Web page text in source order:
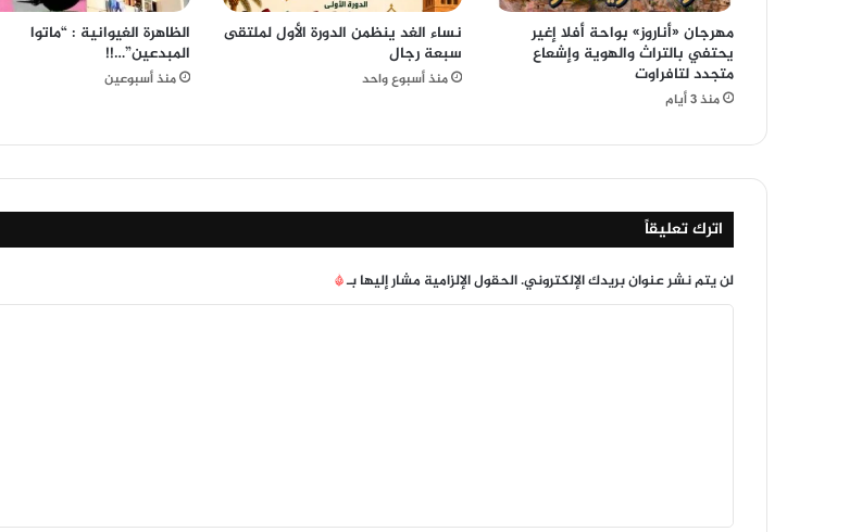
مهرجان «أناروز» بواحة أفلا إغير
يحتفي بالتراث والهوية وإشعاع
متجدد لتافراوت
منذ 3 أيام
نساء الغد ينظمن الدورة الأول لملتقى
سبعة رجال
منذ أسبوع واحد
الظاهرة الغيوانية : “ماتوا
المبدعين”…!!
منذ أسبوعين
اترك تعليقاً
لن يتم نشر عنوان بريدك الإلكتروني.الحقول الإلزامية مشار إليها بـ*